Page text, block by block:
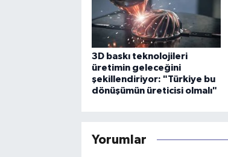
3D baskı teknolojileri
üretimin geleceğini
şekillendiriyor: "Türkiye bu
dönüşümün üreticisi olmalı"
Yorumlar